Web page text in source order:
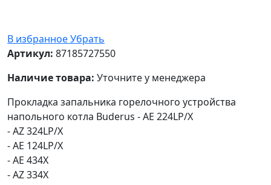
В избранноеУбрать
Артикул: 87185727550
Наличие товара: Уточните у менеджера
Прокладка запальника горелочного устройства
напольного котла Buderus - AE 224LP/X
- AZ 324LP/X
- AE 124LP/X
- AE 434X
- AZ 334X